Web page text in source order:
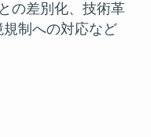
の差別化、技術革
制への対応など